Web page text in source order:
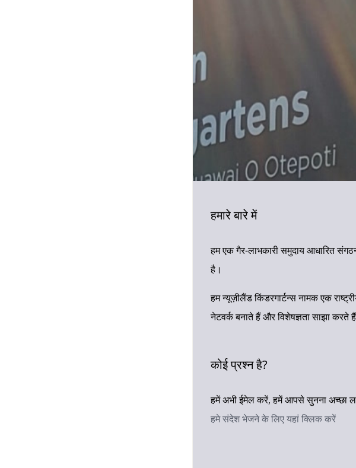
हमारे बारे में
हम एक गैर-लाभकारी समुदाय आधारित संगठन
है।
हम न्यूज़ीलैंड किंडरगार्टन्स नामक एक
नेटवर्क बनाते हैं और विशेषज्ञता साझा करते
कोई प्रश्न है?
हमें अभी ईमेल करें, हमें आपसे सुनना अच्छा
हमे संदेश भेजने के लिए यहां क्लिक करें